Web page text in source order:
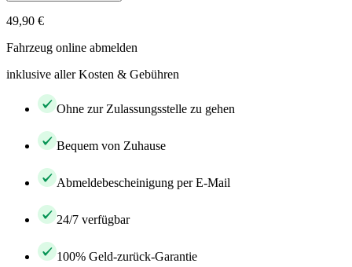
49,90 €
Fahrzeug online abmelden
inklusive aller Kosten & Gebühren
Ohne zur Zulassungsstelle zu gehen
Bequem von Zuhause
Abmeldebescheinigung per E-Mail
24/7 verfügbar
100% Geld-zurück-Garantie